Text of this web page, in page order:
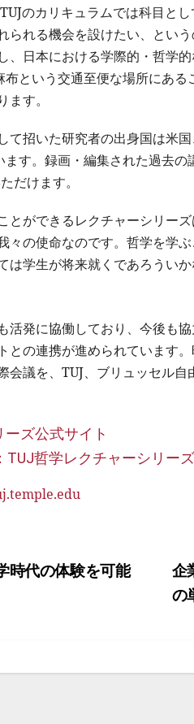
のカリキュラムでは科目と
られる機会を設けたい、とい
、日本における学際的・哲学
という交通至便な場所にあ
す。
て招いた研究者の出身国は米
す。録画・編集された過去
だけます。
とができるレクチャーシリー
々の使命なのです。哲学を学
学生が将来就くであろういか
活発に協働しており、今後も
との連携が進められています
会議を、TUJ、ブリュッセル
ズ公式サイト
TUJ哲学レクチャーシリーズ
企
の
時代の体験を可能